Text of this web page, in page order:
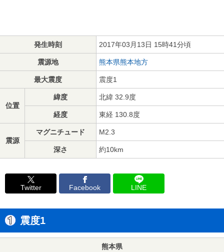
発生時刻 2017年03月13日 15時41分頃
震源地 熊本県熊本地方
最大震度 震度1
位置
緯度 北緯 32.9度
経度 東経 130.8度
震源
マグニチュード M2.3
深さ 約10km
Twitter Facebook LINE
震度1
熊本県